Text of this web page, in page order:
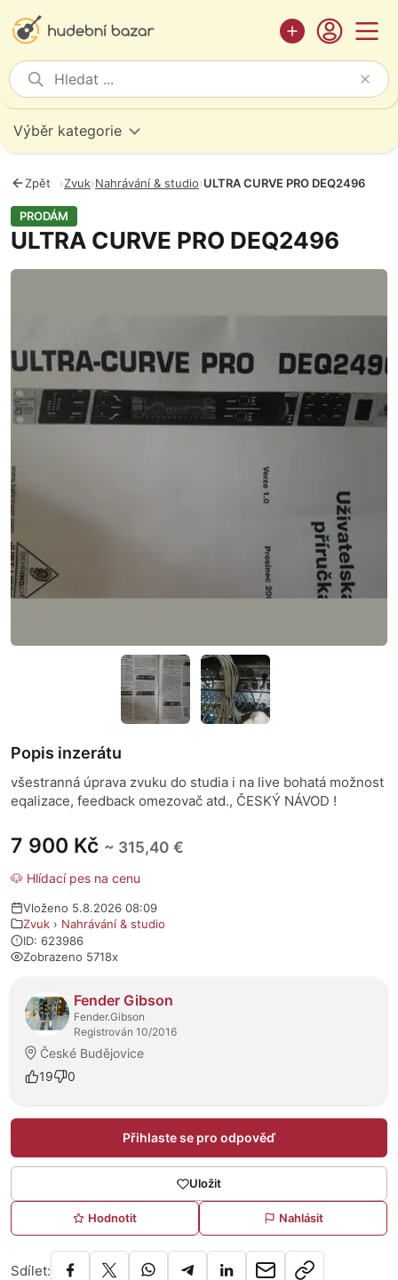
Výběr kategorie
Zpět ›Zvuk›Nahrávání & studio›ULTRA CURVE PRO DEQ2496
PRODÁM
ULTRA CURVE PRO DEQ2496
Fotografie
7 900 Kč ~ 315,40 €
🐶 Hlídací pes na cenu
Vloženo 5.8.2026 08:09
Zvuk › Nahrávání & studio
ID: 623986
Zobrazeno 5718x
Fender Gibson
Fender.Gibson
Registrován 10/2016
České Budějovice
19
0
Přihlaste se pro odpověď
Uložit
Hodnotit Nahlásit
Sdílet:
Popis inzerátu
všestranná úprava zvuku do studia i na live bohatá možnost
eqalizace, feedback omezovač atd., ČESKÝ NÁVOD !